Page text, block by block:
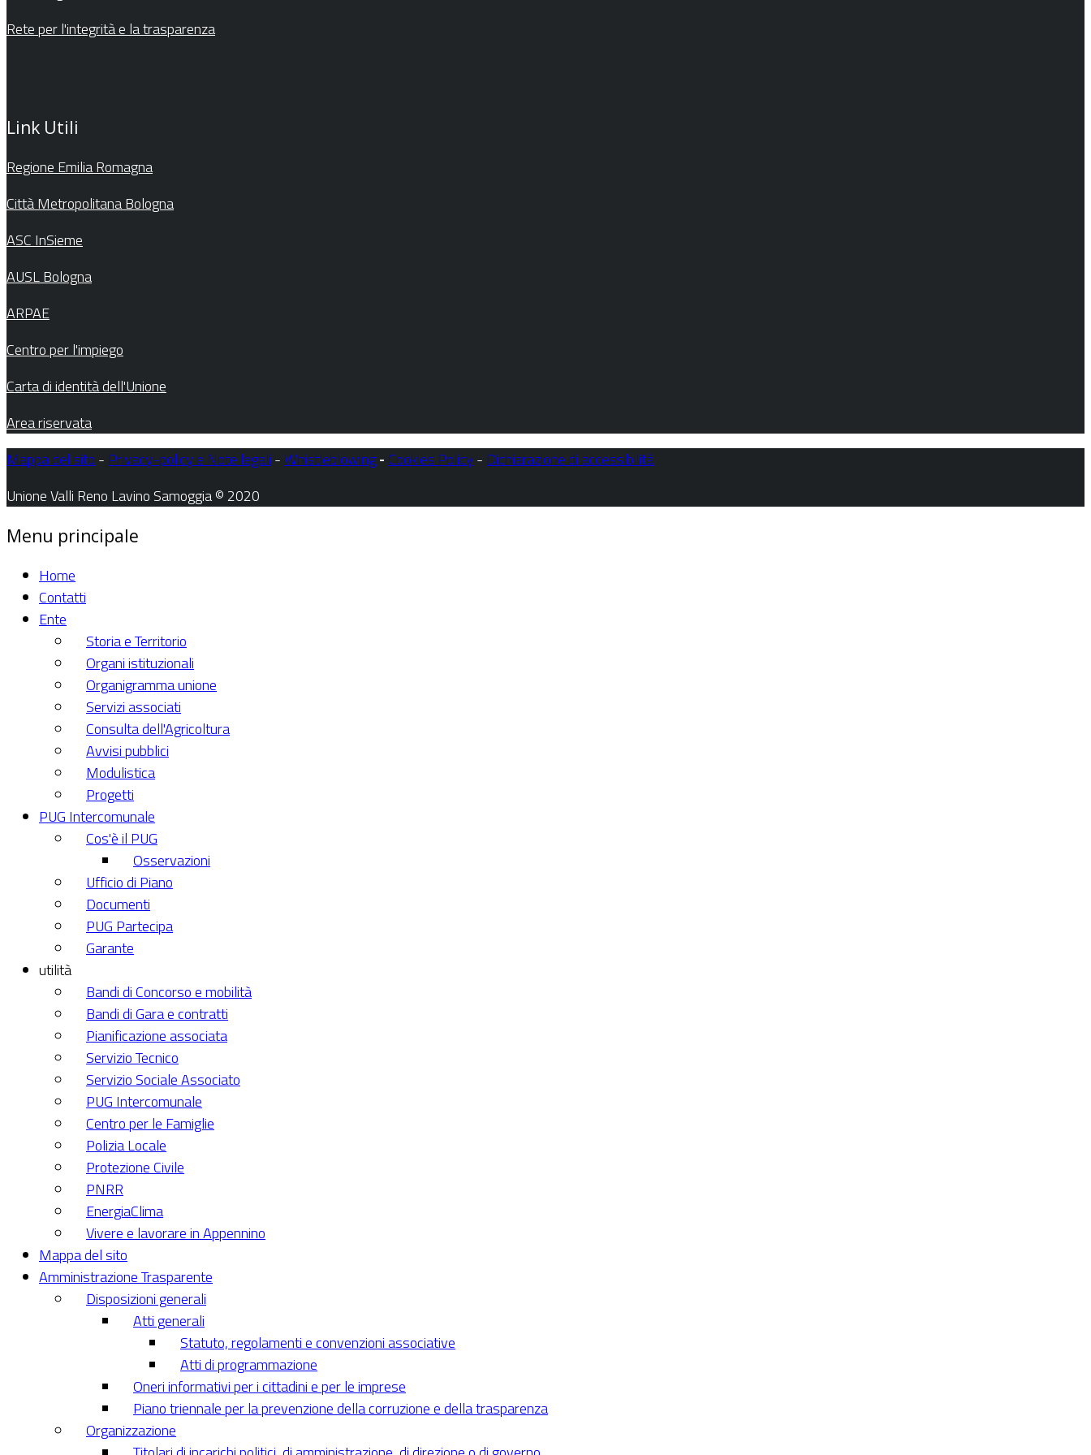
Rete per l'integrità e la trasparenza
Link Utili
Regione Emilia Romagna
Città Metropolitana Bologna
ASC InSieme
AUSL Bologna
ARPAE
Centro per l'impiego
Carta di identità dell'Unione
Area riservata
Mappa del sito - Privacy-policy e Note legali -Whistleblowing-Cookies Policy - Dichiarazione di accessibilità
Unione Valli Reno Lavino Samoggia © 2020
Menu principale
Home
Contatti
Ente
Storia e Territorio
Organi istituzionali
Organigramma unione
Servizi associati
Consulta dell'Agricoltura
Avvisi pubblici
Modulistica
Progetti
PUG Intercomunale
Cos'è il PUG
Osservazioni
Ufficio di Piano
Documenti
PUG Partecipa
Garante
utilità
Bandi di Concorso e mobilità
Bandi di Gara e contratti
Pianificazione associata
Servizio Tecnico
Servizio Sociale Associato
PUG Intercomunale
Centro per le Famiglie
Polizia Locale
Protezione Civile
PNRR
EnergiaClima
Vivere e lavorare in Appennino
Mappa del sito
Amministrazione Trasparente
Disposizioni generali
Atti generali
Statuto, regolamenti e convenzioni associative
Atti di programmazione
Oneri informativi per i cittadini e per le imprese
Piano triennale per la prevenzione della corruzione e della trasparenza
Organizzazione